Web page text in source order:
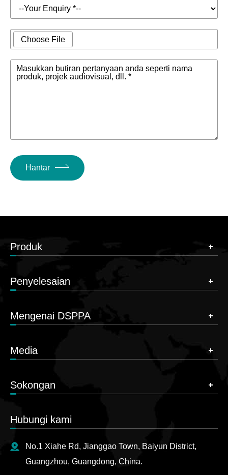
Choose File
Masukkan butiran pertanyaan anda seperti nama
produk, projek audiovisual, dll. *
Hantar
Produk
Penyelesaian
Mengenai DSPPA
Media
Sokongan
Hubungi kami
No.1 Xiahe Rd, Jianggao Town, Baiyun District,
Guangzhou, Guangdong, China.